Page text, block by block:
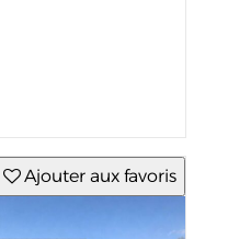
Ajouter aux favoris